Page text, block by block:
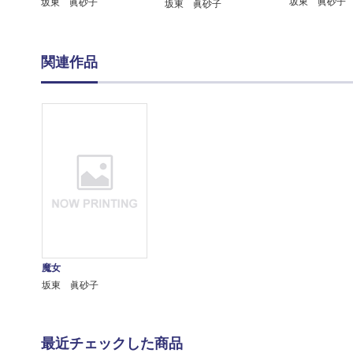
坂東 眞砂子 坂東 眞砂子
関連作品
魔女
坂東 眞砂子
最近チェックした商品